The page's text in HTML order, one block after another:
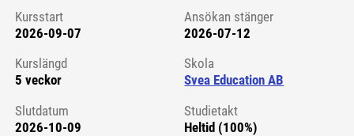
Kursstart 6215682
Kursstart
2026-09-07
Ansökan stänger
2026-07-12
Kurslängd
5 veckor
Skola
Svea Education AB
Slutdatum
2026-10-09
Studietakt
Heltid (100%)